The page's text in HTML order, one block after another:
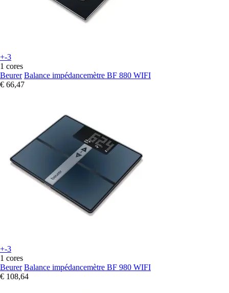
+-3
1 cores
Beurer Balance impédancemètre BF 880 WIFI
€ 66,47
+-3
1 cores
Beurer Balance impédancemètre BF 980 WIFI
€ 108,64